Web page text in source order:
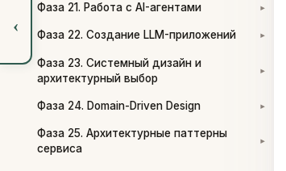
Фаза 21. Работа с AI-агентами ▾
Фаза 22. Создание LLM-приложений ▾
Фаза 23. Системный дизайн и
архитектурный выбор
▾
Фаза 24. Domain-Driven Design ▾
Фаза 25. Архитектурные паттерны
сервиса
▾
‹